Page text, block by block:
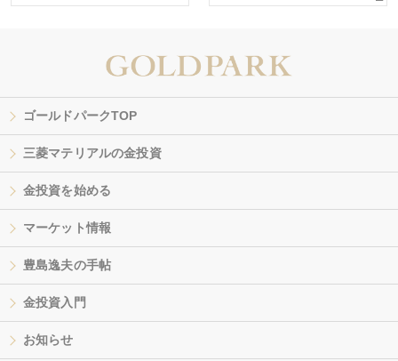
ゴールドパークTOP
三菱マテリアルの金投資
金投資を始める
マーケット情報
豊島逸夫の手帖
金投資入門
お知らせ